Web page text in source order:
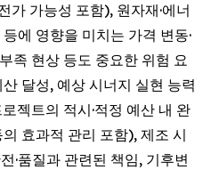
가 가능성 포함), 원자재·에너
에 영향을 미치는 가격 변동·
족 현상 등도 중요한 위험 요
달성, 예상 시너지 실현 능력
젝트의 적시·적정 예산 내 완
효과적 관리 포함), 제조 시
·품질과 관련된 책임, 기후변